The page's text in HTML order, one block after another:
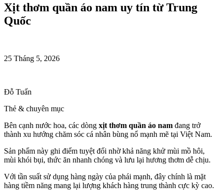
Xịt thơm quần áo nam uy tín từ Trung
Quốc
25 Tháng 5, 2026
Đỗ Tuấn
Thẻ & chuyên mục
Bên cạnh nước hoa, các dòng xịt thơm quần áo nam đang trở
thành xu hướng chăm sóc cá nhân bùng nổ mạnh mẽ tại Việt Nam.
Sản phẩm này ghi điểm tuyệt đối nhờ khả năng khử mùi mồ hôi,
mùi khói bụi, thức ăn nhanh chóng và lưu lại hương thơm dễ chịu.
Với tần suất sử dụng hàng ngày của phái mạnh, đây chính là mặt
hàng tiềm năng mang lại lượng khách hàng trung thành cực kỳ cao.